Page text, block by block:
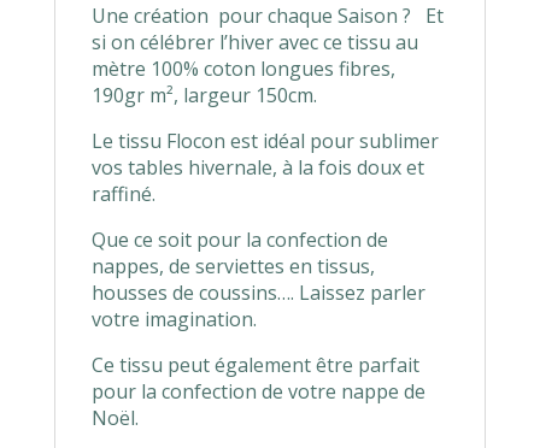
Une création pour chaque Saison ? Et
si on célébrer l’hiver avec ce tissu au
mètre 100% coton longues fibres,
190gr m², largeur 150cm.
Le tissu Flocon est idéal pour sublimer
vos tables hivernale, à la fois doux et
raffiné.
Que ce soit pour la confection de
nappes, de serviettes en tissus,
housses de coussins…. Laissez parler
votre imagination.
Ce tissu peut également être parfait
pour la confection de votre nappe de
Noël.